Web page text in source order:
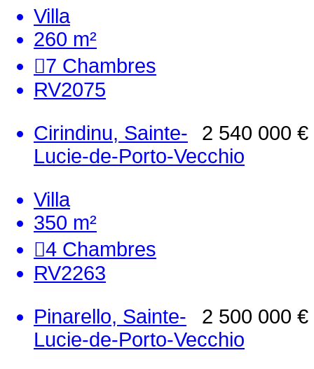
Villa
260 m²
7 Chambres
RV2075
2 540 000 €
Cirindinu, Sainte-
Lucie-de-Porto-Vecchio
Villa
350 m²
4 Chambres
RV2263
2 500 000 €
Pinarello, Sainte-
Lucie-de-Porto-Vecchio